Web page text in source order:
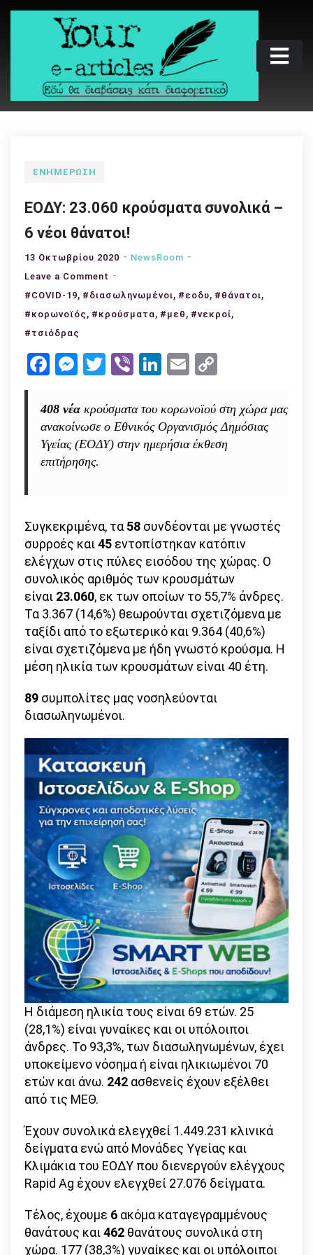
Skip
Your e-articles
Εδώ θα διαβάσεις κάτι διαφορετικό
ΕΝΗΜΈΡΩΣΗ
ΕΟΔΥ: 23.060 κρούσματα συνολικά –
6 νέοι θάνατοι!
13 Οκτωβρίου 2020
NewsRoom
Leave a Comment on
ΕΟΔΥ:
23.060
θάνατοι!
#COVID-19, #διασωληνωμένοι, #εοδυ, #θάνατοι,
#κορωνοϊός , #κρούσματα, #μεθ , #νεκροί,
#τσιόδρας
Facebook
Messenger
Twitter
ViberLinkedIn
Email
408 νέακρούσματα του κορωνοϊού στη χώρα μας
ανακοίνωσε ο Εθνικός Οργανισμός Δημόσιας
Υγείας (ΕΟΔΥ) στην ημερήσια έκθεση
επιτήρησης.
Συγκεκριμένα, τα 58 συνδέονται με γνωστές
συρροές και45 εντοπίστηκαν κατόπιν
ελέγχων στις πύλες εισόδου της χώρας. Ο
συνολικός αριθμός των κρουσμάτων
είναι 23.060, εκ των οποίων το 55,7% άνδρες.
Τα 3.367 (14,6%) θεωρούνται σχετιζόμενα με
ταξίδι από το εξωτερικό και 9.364 (40,6%)
είναι σχετιζόμενα με ήδη γνωστό κρούσμα. Η
μέση ηλικία των κρουσμάτων είναι 40 έτη.
89 συμπολίτες μας νοσηλεύονται
διασωληνωμένοι.
Η διάμεση ηλικία τους είναι 69 ετών. 25
(28,1%) είναι γυναίκες και οι υπόλοιποι
άνδρες. To 93,3%, των διασωληνωμένων, έχει
υποκείμενο νόσημα ή είναι ηλικιωμένοι 70
ετών και άνω. 242 ασθενείς έχουν εξέλθει
από τις ΜΕΘ.
Έχουν συνολικά ελεγχθεί 1.449.231 κλινικά
δείγματα ενώ από Μονάδες Υγείας και
Κλιμάκια του ΕΟΔΥ που διενεργούν ελέγχους
Rapid Ag έχουν ελεγχθεί 27.076 δείγματα.
Τέλος, έχουμε 6 ακόμα καταγεγραμμένους
θανάτους και462 θανάτους συνολικά στη
χώρα. 177 (38,3%) γυναίκες και οι υπόλοιποι